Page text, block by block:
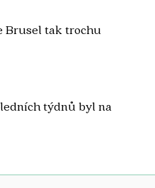
Brusel tak trochu
týdnů byl na